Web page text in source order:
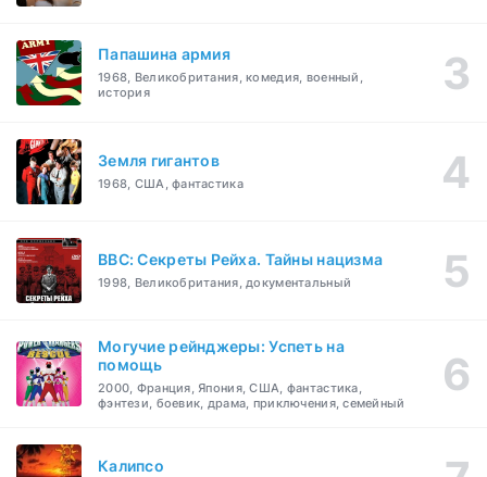
Папашина армия
1968, Великобритания, комедия, военный,
история
Земля гигантов
1968, США, фантастика
BBC: Секреты Рейха. Тайны нацизма
1998, Великобритания, документальный
Могучие рейнджеры: Успеть на
помощь
2000, Франция, Япония, США, фантастика,
фэнтези, боевик, драма, приключения, семейный
Калипсо